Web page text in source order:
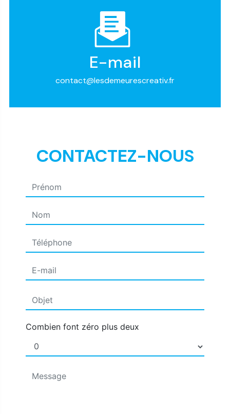
E-mail
contact@lesdemeurescreativ.fr
CONTACTEZ-NOUS
Combien font zéro plus deux